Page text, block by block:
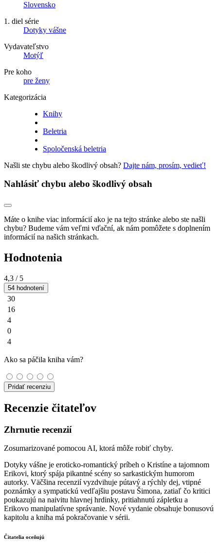
Slovensko
1. diel série
Dotyky vášne
Vydavateľstvo
Motýľ
Pre koho
pre ženy
Kategorizácia
Knihy
Beletria
Spoločenská beletria
Našli ste chybu alebo škodlivý obsah? Dajte nám, prosím, vedieť!
Nahlásiť chybu alebo škodlivý obsah
Máte o knihe viac informácií ako je na tejto stránke alebo ste našli
chybu? Budeme vám veľmi vďační, ak nám pomôžete s doplnením
informácií na našich stránkach.
Hodnotenia
4,3 / 5
54 hodnotení
30
16
4
0
4
Ako sa páčila kniha vám?
Pridať recenziu
Recenzie čitateľov
Zhrnutie recenzií
Zosumarizované pomocou AI, ktorá môže robiť chyby.
Dotyky vášne je eroticko-romantický príbeh o Kristíne a tajomnom
Erikovi, ktorý spája pikantné scény so sarkastickým humorom
autorky. Väčšina recenzií vyzdvihuje pútavý a rýchly dej, vtipné
poznámky a sympatickú vedľajšiu postavu Šimona, zatiaľ čo kritici
poukazujú na naivitu hlavnej hrdinky, pritiahnutú zápletku a
Erikovo manipulatívne správanie. Nové vydanie obsahuje bonusovú
kapitolu a kniha má pokračovanie v sérii.
Čitatelia oceňujú